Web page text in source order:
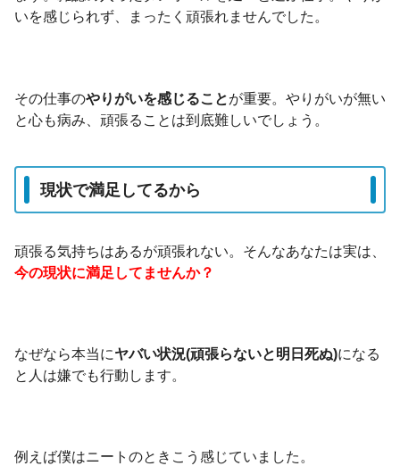
いを感じられず、まったく頑張れませんでした。
その仕事のやりがいを感じることが重要。やりがいが無い
と心も病み、頑張ることは到底難しいでしょう。
現状で満足してるから
頑張る気持ちはあるが頑張れない。そんなあなたは実は、
今の現状に満足してませんか？
なぜなら本当にヤバい状況(頑張らないと明日死ぬ)になる
と人は嫌でも行動します。
例えば僕はニートのときこう感じていました。